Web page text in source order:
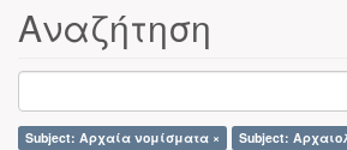
Αναζήτηση
Subject: Αρχαία νομίσματα ×
Subject: